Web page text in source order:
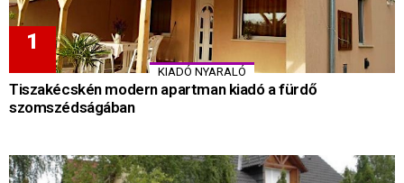
KIADÓ NYARALÓ
Tiszakécskén modern apartman kiadó a fürdő
szomszédságában